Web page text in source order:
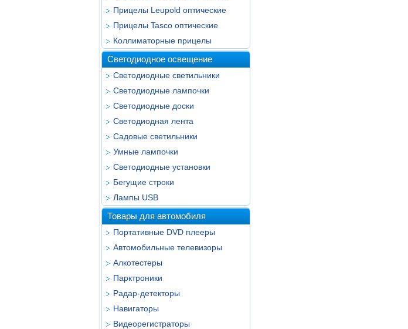
Прицелы Leupold оптические
Прицелы Tasco оптические
Коллиматорные прицелы
Светодиодное освещение
Светодиодные светильники
Светодиодные лампочки
Светодиодные доски
Светодиодная лента
Садовые светильники
Умные лампочки
Светодиодные установки
Бегущие строки
Лампы USB
Товары для автомобиля
Портативные DVD плееры
Автомобильные телевизоры
Алкотестеры
Парктроники
Радар-детекторы
Навигаторы
Видеорегистраторы